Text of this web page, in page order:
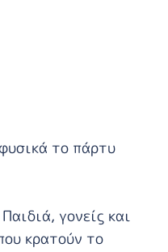
το πάρτυ
γονείς και
κρατούν το